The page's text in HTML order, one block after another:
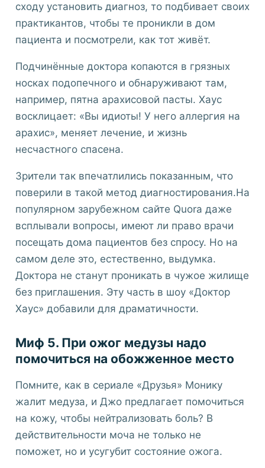
сходу установить диагноз, то подбивает своих
практикантов, чтобы те проникли в дом
пациента и посмотрели, как тот живёт.
Подчинённые доктора копаются в грязных
носках подопечного и обнаруживают там,
например, пятна арахисовой пасты. Хаус
восклицает: «Вы идиоты! У него аллергия на
арахис», меняет лечение, и жизнь
несчастного спасена.
Зрители так впечатлились показанным, что
поверили в такой метод диагностирования.На
популярном зарубежном сайте Quora даже
всплывали вопросы, имеют ли право врачи
посещать дома пациентов без спросу. Но на
самом деле это, естественно, выдумка.
Доктора не станут проникать в чужое жилище
без приглашения. Эту часть в шоу «Доктор
Хаус» добавили для драматичности.
Миф 5. При ожог медузы надо
помочиться на обожженное место
Помните, как в сериале «Друзья» Монику
жалит медуза, и Джо предлагает помочиться
на кожу, чтобы нейтрализовать боль? В
действительности моча не только не
поможет, но и усугубит состояние ожога.